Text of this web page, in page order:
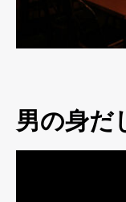
男の身だ